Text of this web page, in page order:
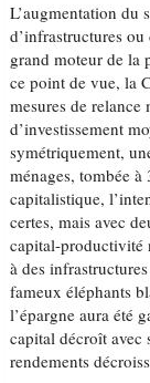
L’augmentation du
d’infrastructures
grand moteur de la
ce point de vue, la
mesures de relance
d’investissement
symétriquement,
ménages, tombée
capitalistique,
certes, mais avec
capital-productivité
à des
fameux éléphants
l’épargne aura été
capital décroît avec
rendements